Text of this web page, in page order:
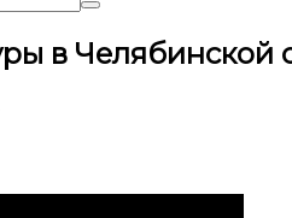
в Челябинской